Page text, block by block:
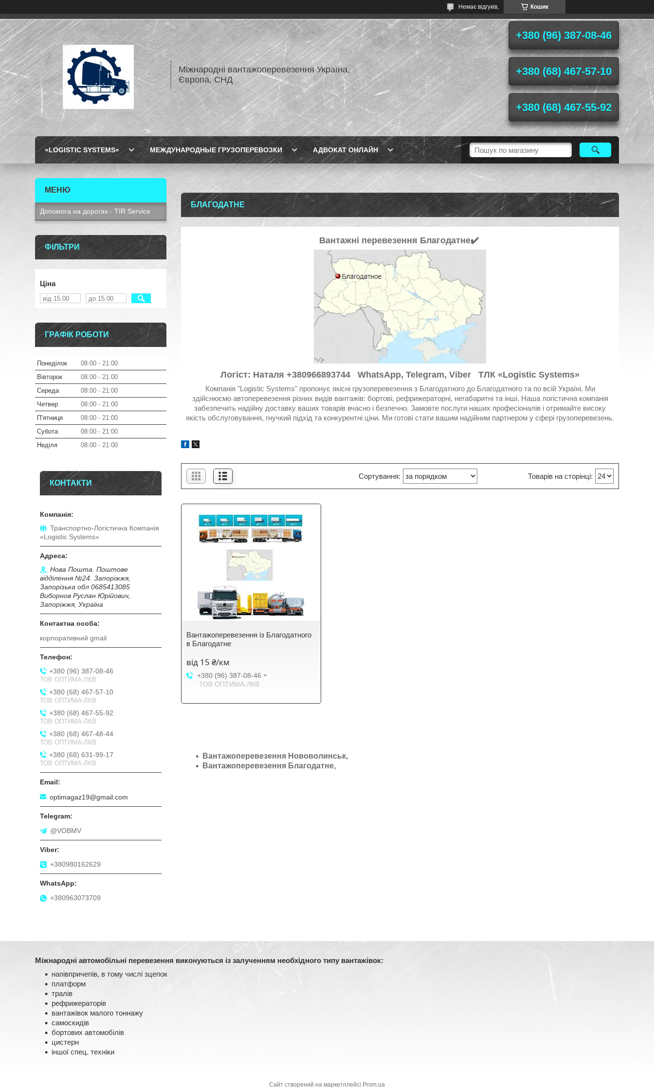
Кошик
Немає відгуків,
Міжнародні вантажоперевезення Україна,
Європа, СНД
+380 (96) 387-08-46
+380 (68) 467-57-10
+380 (68) 467-55-92
«LOGISTIC SYSTEMS» МЕЖДУНАРОДНЫЕ ГРУЗОПЕРЕВОЗКИ АДВОКАТ ОНЛАЙН
БЛАГОДАТНЕ
Вантажні перевезення Благодатне✔️
Логіст: Наталя +380966893744 WhatsApp, Telegram, Viber ТЛК «Logistic Systems»
Компанія "Logistic Systems" пропонує якісні грузоперевезення з Благодатного до Благодатного та по всій Україні. Ми
здійснюємо автоперевезення різних видів вантажів: бортові, рефрижераторні, негабаритні та інші. Наша логістична компанія
забезпечить надійну доставку ваших товарів вчасно і безпечно. Замовте послуги наших професіоналів і отримайте високу
якість обслуговування, гнучкий підхід та конкурентні ціни. Ми готові стати вашим надійним партнером у сфері грузоперевезень.
Вантажоперевезення із Благодатного
в Благодатне
від 15 ₴/км
+380 (96) 387-08-46
ТОВ ОПТИМА-ЛКВ
Вантажоперевезення Нововолинськ,
Вантажоперевезення Благодатне,
Допомога на дорогах - TIR Service
ФІЛЬТРИ
Ціна
ГРАФІК РОБОТИ
Понеділок 08:00
21:00
Вівторок
08:00
21:00
Середа
08:00
21:00
Четвер
08:00
21:00
Пʼятниця
08:00
21:00
Субота
08:00
21:00
Неділя
08:00 21:00
КОНТАКТИ
Транспортно-Логістична Компанія
«Logistic Systems»
Нова Пошта. Поштове
відділення №24. Запоріжжя,
Запорізька обл 0685413085
Виборнов Руслан Юрійович,
Запоріжжя, Україна
корпоративний gmail
+380 (96) 387-08-46
ТОВ ОПТИМА-ЛКВ
+380 (68) 467-57-10
ТОВ ОПТИМА-ЛКВ
+380 (68) 467-55-92
ТОВ ОПТИМА-ЛКВ
+380 (68) 467-48-44
ТОВ ОПТИМА-ЛКВ
+380 (68) 631-99-17
ТОВ ОПТИМА-ЛКВ
optimagaz19@gmail.com
@VOBMV
+380980162629
+380963073709
Міжнародні автомобільні перевезення виконуються із залученням необхідного типу вантажівок:
напівпричепів, в тому числі зцепок
платформ
тралів
рефрижераторів
вантажівок малого тоннажу
самоскидів
бортових автомобілів
цистерн
іншої спец. техніки
Сайт створений на маркетплейсі Prom.ua